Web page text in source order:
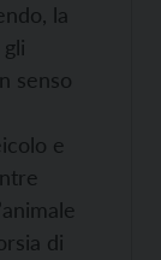
la
senso
e
di